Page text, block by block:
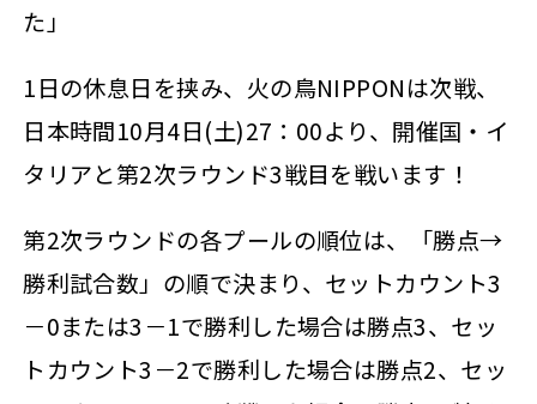
た」
1日の休息日を挟み、火の鳥NIPPONは次戦、
日本時間10月4日(土)27：00より、開催国・イ
タリアと第2次ラウンド3戦目を戦います！
第2次ラウンドの各プールの順位は、「勝点→
勝利試合数」の順で決まり、セットカウント3
－0または3－1で勝利した場合は勝点3、セッ
トカウント3－2で勝利した場合は勝点2、セッ